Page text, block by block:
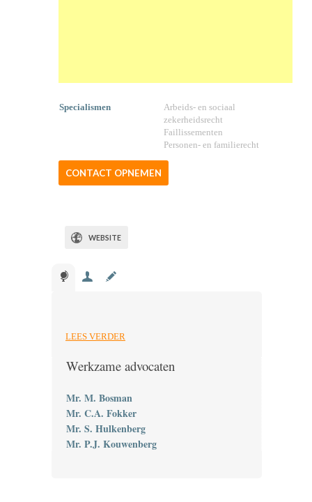
Specialismen
Arbeids- en sociaal
zekerheidsrecht
Faillissementen
Personen- en familierecht
CONTACT OPNEMEN
WEBSITE
LEES VERDER
Werkzame advocaten
Mr. M. Bosman
Mr. C.A. Fokker
Mr. S. Hulkenberg
Mr. P.J. Kouwenberg